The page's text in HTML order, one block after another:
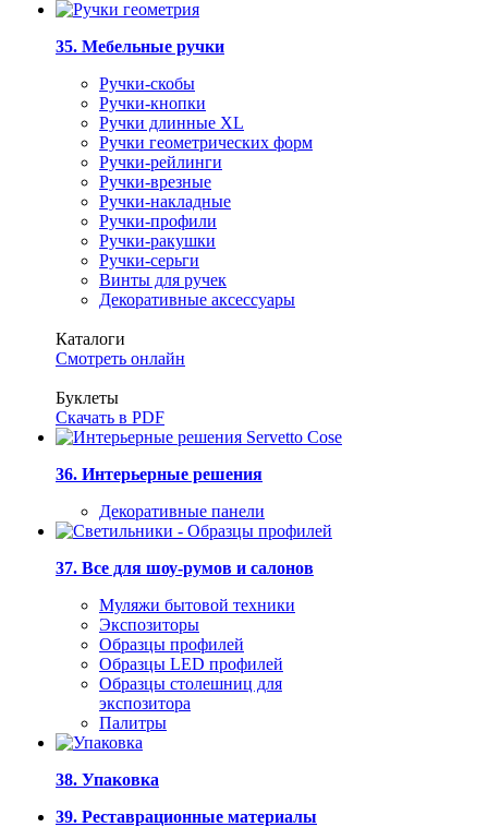
35. Мебельные ручки
Ручки-скобы
Ручки-кнопки
Ручки длинные XL
Ручки геометрических форм
Ручки-рейлинги
Ручки-врезные
Ручки-накладные
Ручки-профили
Ручки-ракушки
Ручки-серьги
Винты для ручек
Декоративные аксессуары
Каталоги
Смотреть онлайн
Буклеты
Скачать в PDF
36. Интерьерные решения
Декоративные панели
37. Все для шоу-румов и салонов
Муляжи бытовой техники
Экспозиторы
Образцы профилей
Образцы LED профилей
Образцы столешниц для
экспозитора
Палитры
38. Упаковка
39. Реставрационные материалы